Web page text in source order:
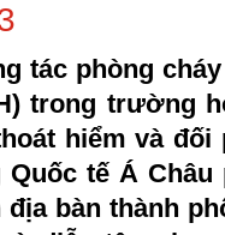
tác phòng
trong trường
hiểm và đối
Quốc tế Á
địa bàn thành